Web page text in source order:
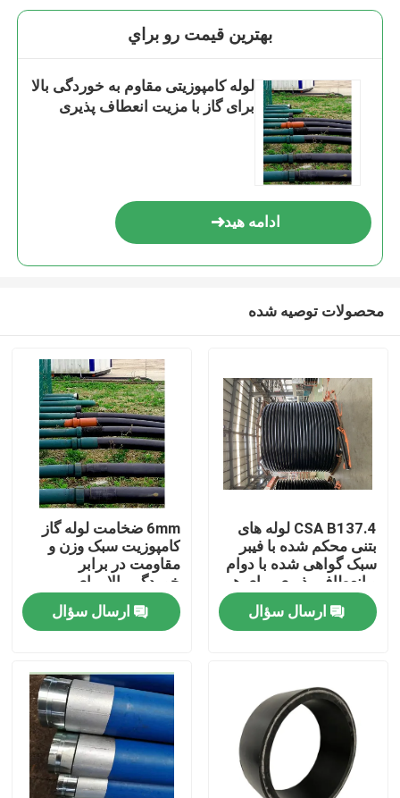
محصولات
نمایش VR
بهترين قيمت رو براي
لوله کامپوزیتی مقاوم به خوردگی بالا
برای گاز با مزیت انعطاف پذیری
ادامه هید
محصولات توصیه شده
CSA B137.4 لوله های
بتنی محکم شده با فیبر
سبک گواهی شده با دوام
و انعطاف پذیری برای هر
پروژه
ارسال سؤال
6mm ضخامت لوله گاز
کامپوزیت سبک وزن و
مقاومت در برابر
خوردگی بالا برای
کاربردهای صنعتی
ارسال سؤال